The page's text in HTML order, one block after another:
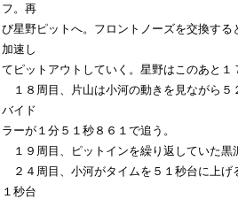
フ。再
び星野ピットへ。フロントノーズを交換する
加速し
てピットアウトしていく。星野はこのあと１
１８周目、片山は小河の動きを見ながら５
バイド
ラーが１分５１秒８６１で追う。
１９周目、ピットインを繰り返していた黒
２４周目、小河がタイムを５１秒台に上げ
１秒台